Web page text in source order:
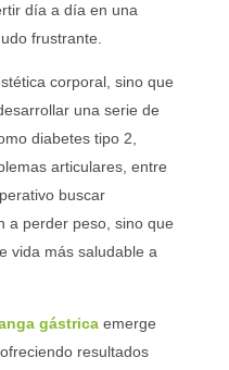
día a día en una
frustrante.
corporal, sino que
una serie de
diabetes tipo 2,
articulares, entre
buscar
a perder peso, sino que
vida más saludable a
gástrica emerge
resultados